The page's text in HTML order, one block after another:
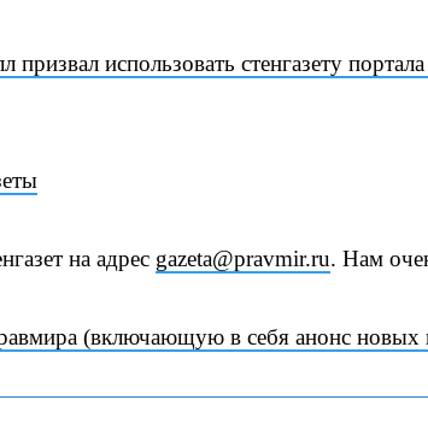
использовать стенгазету
на адрес gazeta@pravmir.ru. Нам
(включающую в себя анонс новых